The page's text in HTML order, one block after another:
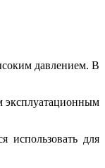
давлением. В
эксплуатационным
использовать для